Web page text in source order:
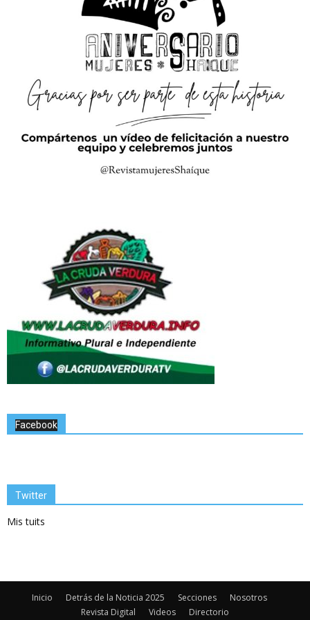
Facebook
Twitter
Mis tuits
Inicio Detrás de la Noticia 2025 Secciones
Nosotros
Revista Digital
Videos Directorio